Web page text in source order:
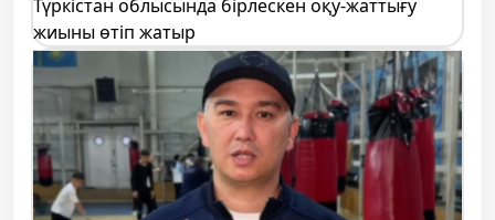
Түркістан облысында бірлескен оқу-жаттығу
жиыны өтіп жатыр